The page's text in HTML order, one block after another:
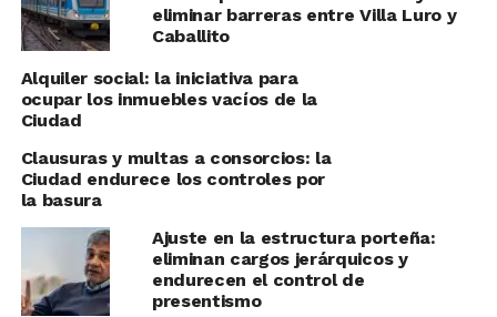
eliminar barreras entre Villa Luro y
Caballito
Alquiler social: la iniciativa para
ocupar los inmuebles vacíos de la
Ciudad
Clausuras y multas a consorcios: la
Ciudad endurece los controles por
la basura
Ajuste en la estructura porteña:
eliminan cargos jerárquicos y
endurecen el control de
presentismo